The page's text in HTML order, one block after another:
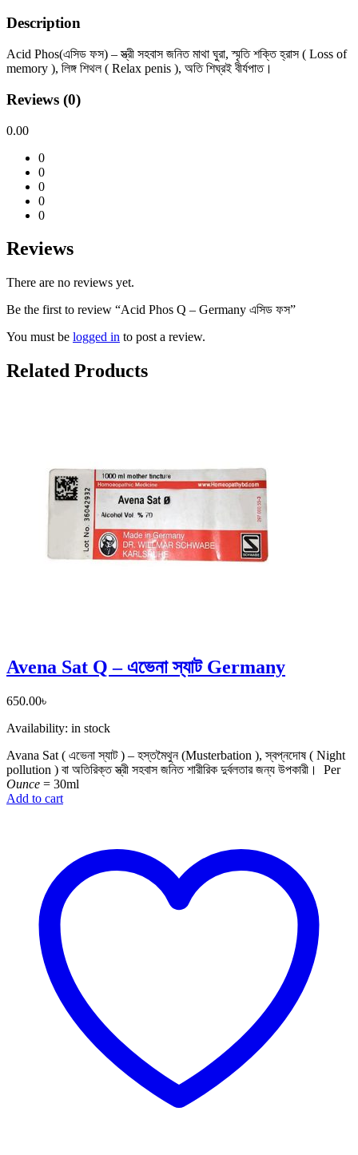
Description
Acid Phos(এসিড ফস) – স্ত্রী সহবাস জনিত মাথা ঘুরা, স্মৃতি শক্তি হ্রাস ( Loss of
memory ), লিঙ্গ শিথল ( Relax penis ), অতি শিঘ্রই বীর্যপাত।
Reviews (0)
0.00
0
0
0
0
0
Reviews
There are no reviews yet.
Be the first to review “Acid Phos Q – Germany এসিড ফস”
You must be logged in to post a review.
Related Products
Avena Sat Q – এভেনা স্যাট Germany
650.00৳
Availability: in stock
Avana Sat ( এভেনা স্যাট ) – হস্তমৈথুন (Musterbation ), স্বপ্নদোষ ( Night
pollution ) বা অতিরিক্ত স্ত্রী সহবাস জনিত শারীরিক দুর্বলতার জন্য উপকারী। Per
Ounce = 30ml
Add to cart